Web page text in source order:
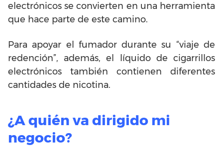
electrónicos se convierten en una herramienta
que hace parte de este camino.
Para apoyar el fumador durante su “viaje de
redención”, además, el líquido de cigarrillos
electrónicos también contienen diferentes
cantidades de nicotina.
¿A quién va dirigido mi
negocio?